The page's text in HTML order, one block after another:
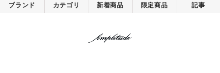
ブランド カテゴリ 新着商品 限定商品 記事